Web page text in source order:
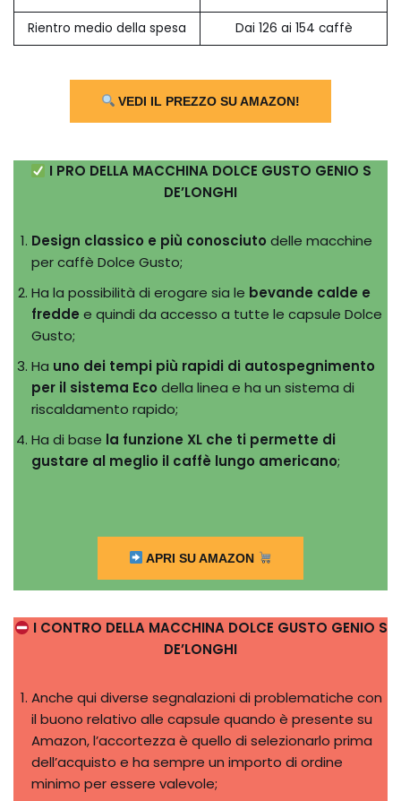
Rientro medio della spesa
Dai 126 ai 154 caffè
VEDI IL PREZZO SU AMAZON!
I PRO DELLA MACCHINA DOLCE GUSTO GENIO S
DE’LONGHI
Design classico e più conosciuto delle macchine
per caffè Dolce Gusto;
Ha la possibilità di erogare sia le bevande calde e
fredde e quindi da accesso a tutte le capsule Dolce
Gusto;
Ha uno dei tempi più rapidi di autospegnimento
per il sistema Eco della linea e ha un sistema di
riscaldamento rapido;
Ha di base la funzione XL che ti permette di
gustare al meglio il caffè lungo americano;
APRI SU AMAZON
I CONTRO DELLA MACCHINA DOLCE GUSTO GENIO S
DE’LONGHI
Anche qui diverse segnalazioni di problematiche con
il buono relativo alle capsule quando è presente su
Amazon, l’accortezza è quello di selezionarlo prima
dell’acquisto e ha sempre un importo di ordine
minimo per essere valevole;